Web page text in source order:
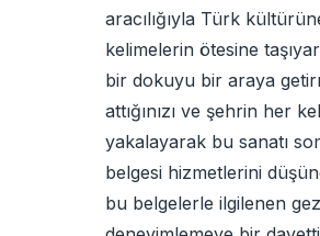
aracılığıyla Türk
kelimelerin ötesine
bir dokuyu bir araya
attığınızı ve şehrin her
yakalayarak bu sanatı
belgesi hizmetlerini
bu belgelerle ilgilenen